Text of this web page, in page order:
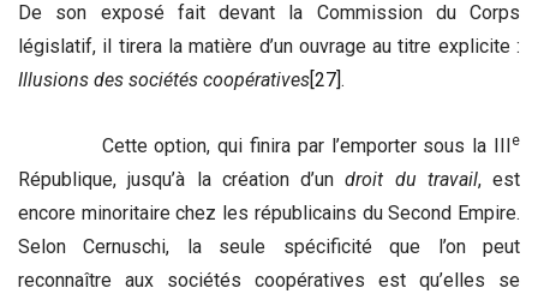
De son exposé fait devant la Commission du Corps
législatif, il tirera la matière d’un ouvrage au titre explicite :
Illusions des sociétés coopératives[27].
Cette option, qui finira par l’emporter sous la III e
République, jusqu’à la création d’undroit du travail, est
encore minoritaire chez les républicains du Second Empire.
Selon Cernuschi, la seule spécificité que l’on peut
reconnaître aux sociétés coopératives est qu’elles se